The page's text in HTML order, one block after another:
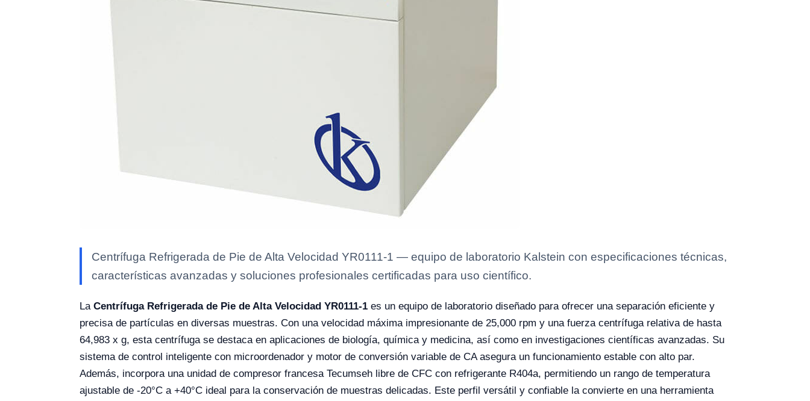
Centrífuga Refrigerada de Pie de Alta Velocidad YR0111-1 — equipo de laboratorio Kalstein con especificaciones técnicas,
características avanzadas y soluciones profesionales certificadas para uso científico.
La Centrífuga Refrigerada de Pie de Alta Velocidad YR0111-1 es un equipo de laboratorio diseñado para ofrecer una separación eficiente y
precisa de partículas en diversas muestras. Con una velocidad máxima impresionante de 25,000 rpm y una fuerza centrífuga relativa de hasta
64,983 x g, esta centrífuga se destaca en aplicaciones de biología, química y medicina, así como en investigaciones científicas avanzadas. Su
sistema de control inteligente con microordenador y motor de conversión variable de CA asegura un funcionamiento estable con alto par.
Además, incorpora una unidad de compresor francesa Tecumseh libre de CFC con refrigerante R404a, permitiendo un rango de temperatura
ajustable de -20°C a +40°C ideal para la conservación de muestras delicadas. Este perfil versátil y confiable la convierte en una herramienta